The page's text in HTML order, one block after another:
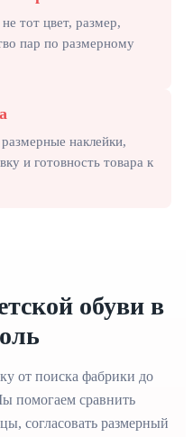
тот цвет, размер,
пар по размерному
наклейки,
и готовность товара к
обуви в
от поиска фабрики до
помогаем сравнить
согласовать размерный